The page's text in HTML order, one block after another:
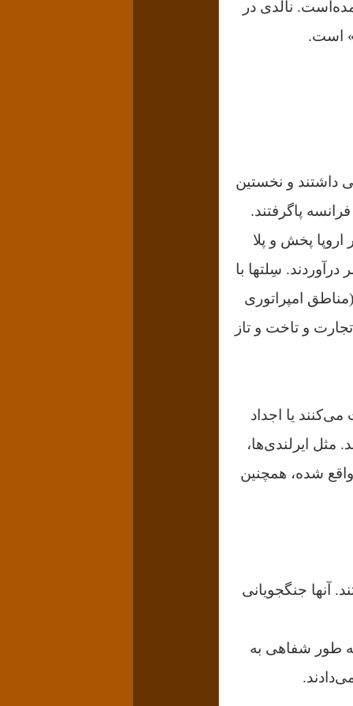
نالدی در
است.
داشتند و نخستین
پاگرفتند.
پخش و پلا
درآوردند. سِلتها با
ﺍﻣﭙﺮﺍﺗﻮﺭﯼ
و تاخت و تاز
یا اجداد
مثل ایرلندی‌ها،
واقع شده، همچنین
آنها جنگجویانی
طور شفاهی به